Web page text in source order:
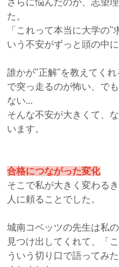
さらに悩んだのが、志望
た。
「これって本当に大学の
いう不安がずっと頭の中に
誰かが"正解"を教えてく
で突っ走るのが怖い、で
ない...
そんな不安が大きくて、
います。
合格につながった変化
そこで私が大きく変わる
人に頼ることでした。
城南コベッツの先生は私の
見つけ出してくれて、「
ういう切り口で語ってみ